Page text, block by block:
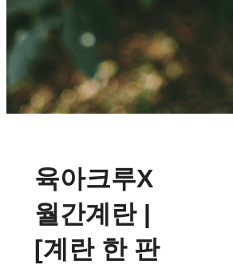
육아크루X
월간계란 |
[계란 한 판